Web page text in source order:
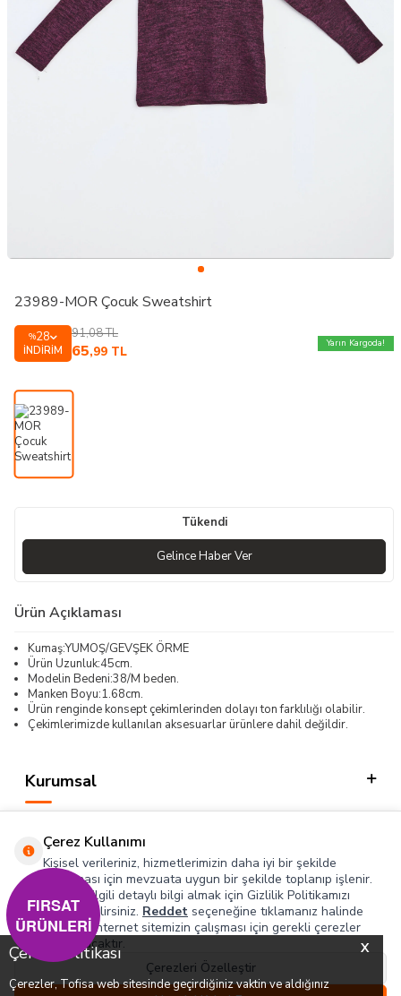
X
Çerez Politikası
Çerezler, Tofisa web sitesinde geçirdiğiniz vaktin ve aldığınız
0
23989-MOR Çocuk Sweatshirt
%28
İNDIRIM
91,08TL
65,99 TL
Yarın Kargoda!
Tükendi
Gelince Haber Ver
Ürün Açıklaması
Kumaş:YUMOŞ/GEVŞEK ÖRME
Ürün Uzunluk:45cm.
Modelin Bedeni:38/M beden.
Manken Boyu:1.68cm.
Ürün renginde konsept çekimlerinden dolayı ton farklılığı olabilir.
Çekimlerimizde kullanılan aksesuarlar ürünlere dahil değildir.
Kurumsal
Hızlı Erişim
Sosyal
Adres & İletişim
Çerez Kullanımı
Kişisel verileriniz, hizmetlerimizin daha iyi bir şekilde
sunulması için mevzuata uygun bir şekilde toplanıp işlenir.
Konuyla ilgili detaylı bilgi almak için Gizlilik Politikamızı
inceleyebilirsiniz. Reddet seçeneğine tıklamanız halinde
yalnızca internet sitemizin çalışması için gerekli çerezler
kullanılacaktır.
Çerezleri Özelleştir
FIRSAT
ÜRÜNLERİ